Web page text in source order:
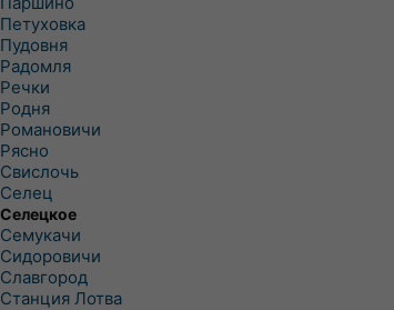
Петуховка
Пудовня
Радомля
Речки
Родня
Романовичи
Рясно
Свислочь
Селец
Селецкое
Семукачи
Сидоровичи
Славгород
Станция Лотва